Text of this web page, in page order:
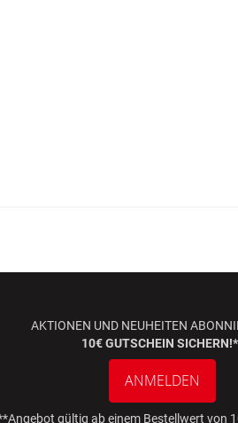
AKTIONEN UND NEUHEITEN
10€ GUTSCHEIN
ANMELDEN
gültig ab einem Bestellwert von